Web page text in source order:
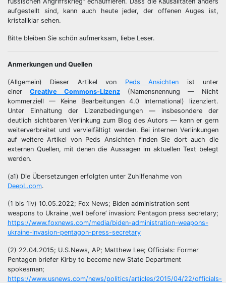
aufgestellt sind, kann auch heute jeder, der offenen Auges ist,
kristallklar sehen.
Bitte bleiben Sie schön aufmerksam, liebe Leser.
Anmerkungen und Quellen
(Allgemein) Dieser Artikel von Peds Ansichten ist unter
einer Creative Commons-Lizenz (Namensnennung — Nicht
kommerziell — Keine Bearbeitungen 4.0 International) lizenziert.
Unter Einhaltung der Lizenzbedingungen — insbesondere der
deutlich sichtbaren Verlinkung zum Blog des Autors — kann er gern
weiterverbreitet und vervielfältigt werden. Bei internen Verlinkungen
auf weitere Artikel von Peds Ansichten finden Sie dort auch die
externen Quellen, mit denen die Aussagen im aktuellen Text belegt
werden.
(a1) Die Übersetzungen erfolgten unter Zuhilfenahme von
DeepL.com.
(1 bis 1iv) 10.05.2022; Fox News; Biden administration sent
weapons to Ukraine ‚well before‘ invasion: Pentagon press secretary;
https://www.foxnews.com/media/biden-administration-weapons-
ukraine-invasion-pentagon-press-secretary
(2) 22.04.2015; U.S.News, AP; Matthew Lee; Officials: Former
Pentagon briefer Kirby to become new State Department
spokesman;
https://www.usnews.com/news/politics/articles/2015/04/22/officials-